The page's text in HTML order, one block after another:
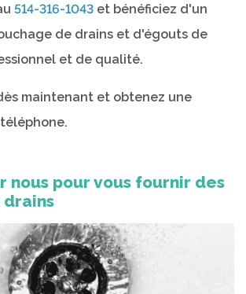
514-316-1043 et bénéficiez d'un
de drains et d'égouts de
et de qualité.
maintenant et obtenez une
nous pour vous fournir des